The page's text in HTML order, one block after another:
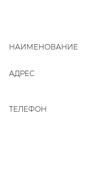
НАИМЕНОВАНИЕ
АДРЕС
ТЕЛЕФОН